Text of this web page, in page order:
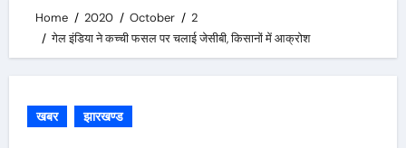
Home 2020 October
2
गेल इंडिया ने कच्ची फसल पर चलाई जेसीबी, किसानों में आक्रोश
खबर झारखण्ड